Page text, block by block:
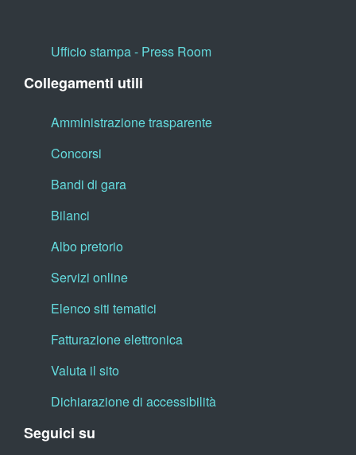
Ufficio stampa - Press Room
Collegamenti utili
Amministrazione trasparente
Concorsi
Bandi di gara
Bilanci
Albo pretorio
Servizi online
Elenco siti tematici
Fatturazione elettronica
Valuta il sito
Dichiarazione di accessibilità
Seguici su